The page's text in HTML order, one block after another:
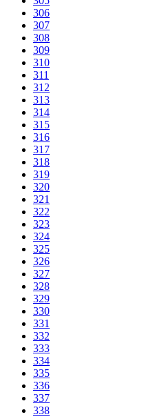
306
307
308
309
310
311
312
313
314
315
316
317
318
319
320
321
322
323
324
325
326
327
328
329
330
331
332
333
334
335
336
337
338